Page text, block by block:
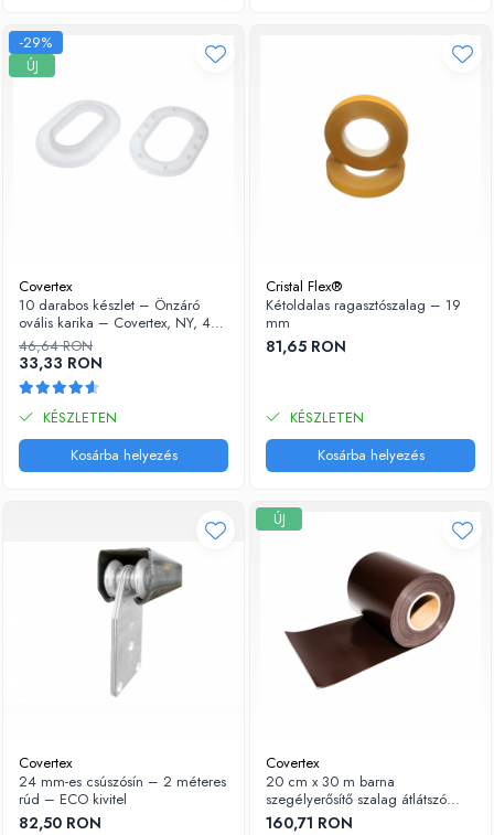
-29%
ÚJ
Covertex
10 darabos készlet – Önzáró
ovális karika – Covertex, NY, 42
x 22 mm
46,64 RON
33,33 RON
KÉSZLETEN
Kosárba helyezés
Cristal Flex®
Kétoldalas ragasztószalag – 19
mm
81,65 RON
KÉSZLETEN
Kosárba helyezés
Covertex
24 mm-es csúszósín – 2 méteres
rúd – ECO kivitel
82,50 RON
ÚJ
Covertex
20 cm x 30 m barna
szegélyerősítő szalag átlátszó
PVC fóliához
160,71 RON